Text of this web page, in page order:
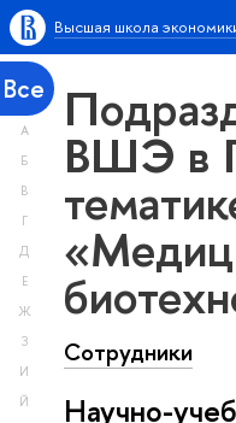
Высшая школа
Все
А
Б
В
Г
Д
Е
Ж
З
И
Й
ВШЭ в
Сотрудники
Научно-